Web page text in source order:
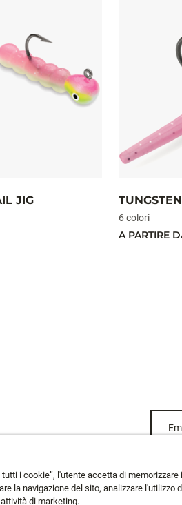
JIG
6 colori
A PARTIRE
i cookie”, l'utente accetta di memorizzare
la navigazione del sito, analizzare l'utilizzo
di marketing.